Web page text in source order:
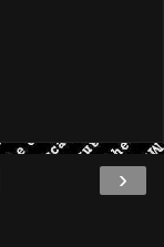
›